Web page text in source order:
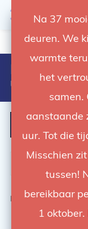
Na 37
deuren. We
warmte
het
samen.
aanstaande
uur. Tot die
Misschien
tussen!
bereikbaar
1
4.92 / 5 op
Products
Bekijk0 van de 0